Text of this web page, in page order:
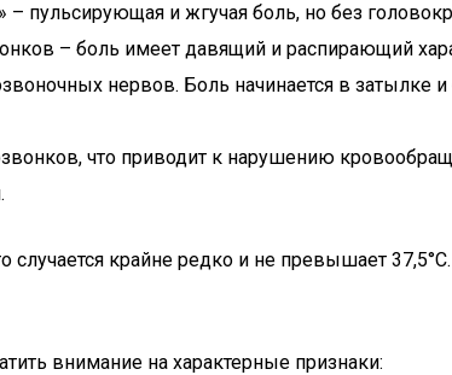
пульсирующая и жгучая боль, но без
– боль имеет давящий и распирающий
нервов. Боль начинается в затылке
что приводит к нарушению
крайне редко и не превышает
внимание на характерные признаки: